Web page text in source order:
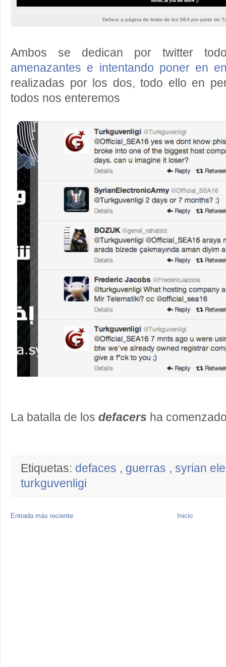
Deface a página de leaks de los SEA por parte de
Ambos se dedican por twitter
amenazantes e intentando poner en
realizadas por los dos, todo ello en
todos nos enteremos
La batalla de los defacers ha
Etiquetas: defaces , guerras , syrian
turkguvenligi
Entrada más reciente Inicio